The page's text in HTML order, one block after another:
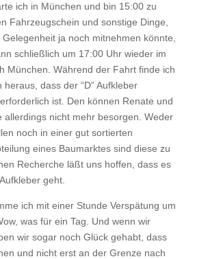
ich in München und bin 15:00 zu
Fahrzeugschein und sonstige Dinge,
ja noch mitnehmen könnte,
schließlich um 17:00 Uhr wieder im
München. Während der Fahrt finde ich
dass der “D” Aufkleber
ist. Den können Renate und
allerdings nicht mehr besorgen. Weder
noch in einer gut sortierten
eines Baumarktes sind diese zu
Recherche läßt uns hoffen, dass es
geht.
ich mit einer Stunde Verspätung um
was für ein Tag. Und wenn wir
wir sogar noch Glück gehabt, dass
und nicht erst an der Grenze nach